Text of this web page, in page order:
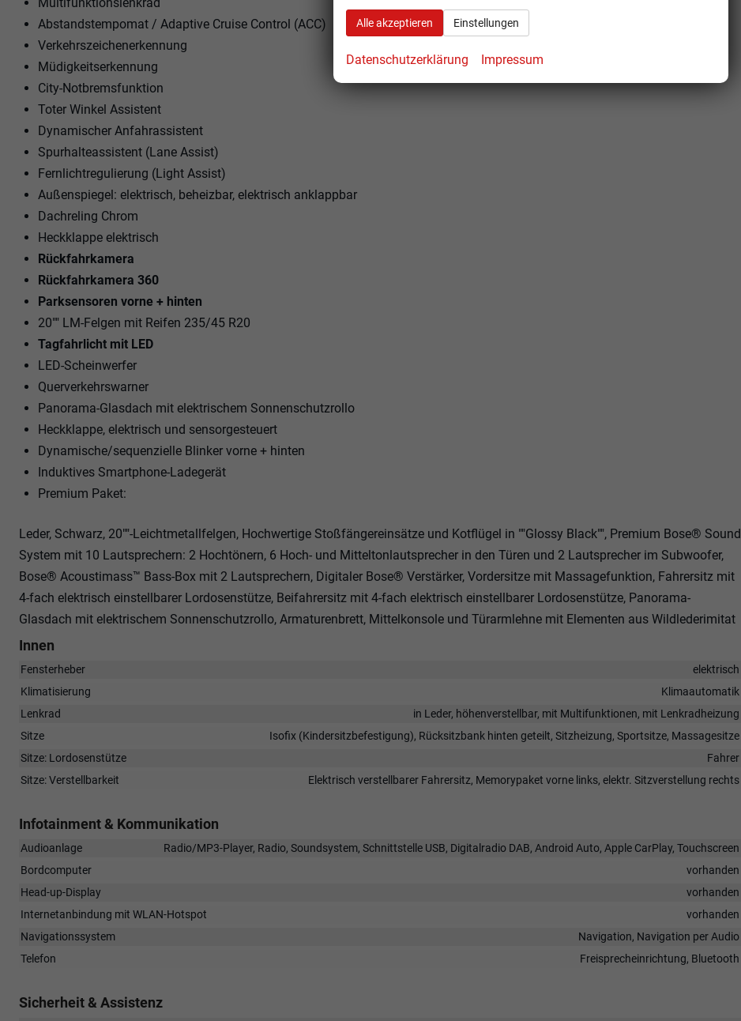
Abstandstempomat / Adaptive Cruise Control (ACC)
Verkehrszeichenerkennung
Müdigkeitserkennung
City-Notbremsfunktion
Toter Winkel Assistent
Dynamischer Anfahrassistent
Spurhalteassistent (Lane Assist)
Fernlichtregulierung (Light Assist)
Außenspiegel: elektrisch, beheizbar, elektrisch anklappbar
Dachreling Chrom
Heckklappe elektrisch
Rückfahrkamera
Rückfahrkamera 360
Parksensoren vorne + hinten
20"" LM-Felgen mit Reifen 235/45 R20
Tagfahrlicht mit LED
LED-Scheinwerfer
Querverkehrswarner
Panorama-Glasdach mit elektrischem Sonnenschutzrollo
Heckklappe, elektrisch und sensorgesteuert
Dynamische/sequenzielle Blinker vorne + hinten
Induktives Smartphone-Ladegerät
Premium Paket:
Leder, Schwarz, 20""-Leichtmetallfelgen, Hochwertige Stoßfängereinsätze und Kotflügel in ""Glossy Black"", Premium Bose® Sound
System mit 10 Lautsprechern: 2 Hochtönern, 6 Hoch- und Mitteltonlautsprecher in den Türen und 2 Lautsprecher im Subwoofer,
Bose® Acoustimass™ Bass-Box mit 2 Lautsprechern, Digitaler Bose® Verstärker, Vordersitze mit Massagefunktion, Fahrersitz mit
4-fach elektrisch einstellbarer Lordosenstütze, Beifahrersitz mit 4-fach elektrisch einstellbarer Lordosenstütze, Panorama-
Glasdach mit elektrischem Sonnenschutzrollo, Armaturenbrett, Mittelkonsole und Türarmlehne mit Elementen aus Wildlederimitat
Innen
Fensterheber
elektrisch
Klimatisierung
Klimaautomatik
Lenkrad
in Leder, höhenverstellbar, mit Multifunktionen, mit Lenkradheizung
Sitze
Isofix (Kindersitzbefestigung), Rücksitzbank hinten geteilt, Sitzheizung, Sportsitze, Massagesitze
Sitze: Lordosenstütze
Fahrer
Sitze: Verstellbarkeit
Elektrisch verstellbarer Fahrersitz, Memorypaket vorne links, elektr. Sitzverstellung rechts
Infotainment & Kommunikation
Audioanlage
Radio/MP3-Player, Radio, Soundsystem, Schnittstelle USB, Digitalradio DAB, Android Auto, Apple CarPlay, Touchscreen
Bordcomputer
vorhanden
Head-up-Display
vorhanden
Internetanbindung mit WLAN-Hotspot
vorhanden
Navigationssystem
Navigation, Navigation per Audio
Telefon
Freisprecheinrichtung, Bluetooth
Sicherheit & Assistenz
Alle akzeptieren Einstellungen
Datenschutzerklärung Impressum